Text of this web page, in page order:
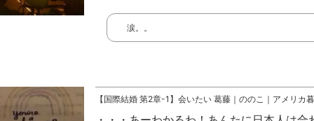
涙。。
【国際結婚 第2章-1】会いたい 葛藤｜ののこ｜アメリカ